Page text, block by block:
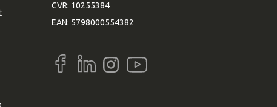
CVR: 10255384
EAN: 5798000554382